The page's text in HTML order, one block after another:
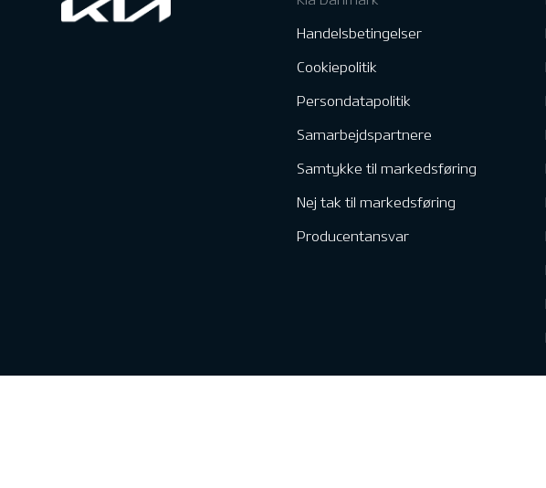
Handelsbetingelser
Cookiepolitik
Persondatapolitik
Samarbejdspartnere
Samtykke til markedsføring
Nej tak til markedsføring
Producentansvar